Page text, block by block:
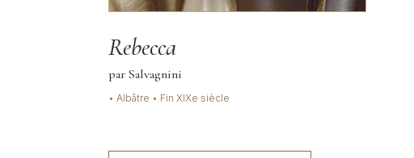
Rebecca
par Salvagnini
• Albâtre • Fin XIXe siècle